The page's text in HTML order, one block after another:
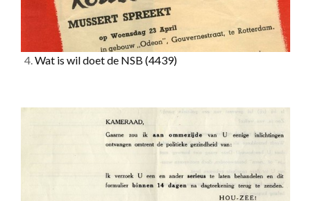
4.Wat is wil doet de NSB (4439)